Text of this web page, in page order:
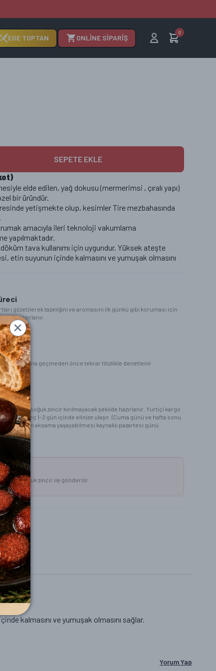
EGE TOPTAN ONLİNE SİPARİŞ
0
SEPETE EKLE
elde edilen, yağ dokusu (mermerimsi , çıralı yapı)
bir üründür.
yetişmekte olup, kesimler Tire mezbahasında
amacıyla ileri teknoloji vakumlama
yapılmaktadır.
tava kullanımı için uygundur. Yüksek ateşte
etin suyunun içinde kalmasını ve yumuşak olmasını
gözetilerek tazeliğini ve aromasını ilk günkü gibi koruması için
ile hazırlanır.
aşamasına geçmeden önce tekrar titizlikle denetlenir.
aküleri ile soğuk zincir kırılmayacak şekilde hazırlanır. Yurtiçi kargo
en geç 1-2 gün içinde elinize ulaşır. (Cuma günü ve hafta sonu
tarafından aksama yaşayabilmesi kaynaklı pazartesi günü
soğuk zincir ile gönderilir.
kalmasını ve yumuşak olmasını sağlar.
detaylarında bulunmaktadır.
Yorum Yap